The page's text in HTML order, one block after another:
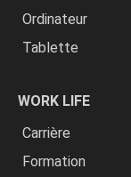
Ordinateur
Tablette
WORK LIFE
Carrière
Formation